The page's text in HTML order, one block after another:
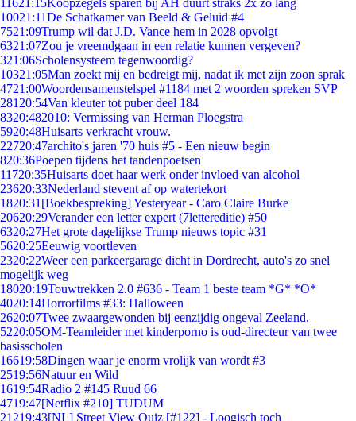
11621:15Koopzegels sparen bij AH duurt straks 2x zo lang
10021:11De Schatkamer van Beeld & Geluid #4
7521:09Trump wil dat J.D. Vance hem in 2028 opvolgt
6321:07Zou je vreemdgaan in een relatie kunnen vergeven?
321:06Scholensysteem tegenwoordig?
10321:05Man zoekt mij en bedreigt mij, nadat ik met zijn zoon sprak
4721:00Woordensamenstelspel #1184 met 2 woorden spreken SVP
281 20:54Van kleuter tot puber deel 184
8320:482010: Vermissing van Herman Ploegstra
5920:48Huisarts verkracht vrouw.
22720:47archito's jaren '70 huis #5 - Een nieuw begin
820:36Poepen tijdens het tandenpoetsen
11720:35Huisarts doet haar werk onder invloed van alcohol
23620:33Nederland stevent af op watertekort
1820:31 [Boekbespreking] Yesteryear - Caro Claire Burke
20620:29Verander een letter expert (7lettereditie) #50
6320:27Het grote dagelijkse Trump nieuws topic #31
5620:25Eeuwig voortleven
2320:22Weer een parkeergarage dicht in Dordrecht, auto's zo snel
mogelijk weg
18020:19Touwtrekken 2.0 #636 - Team 1 beste team *G* *O*
4020:14Horrorfilms #33: Halloween
2620:07Twee zwaargewonden bij eenzijdig ongeval Zeeland.
5220:05OM-Teamleider met kinderporno is oud-directeur van twee
basisscholen
16619:58Dingen waar je enorm vrolijk van wordt #3
2519:56Natuur en Wild
1619:54Radio 2 #145 Ruud 66
4719:47[Netflix #210] TUDUM
21219:43[NL] Street View Quiz [#122] - Loogisch toch